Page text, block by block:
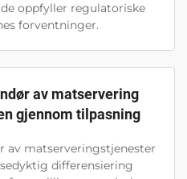
oppfyller regulatoriske
forventninger.
av matservering
gjennom tilpasning
av matserveringstjenester
differensiering